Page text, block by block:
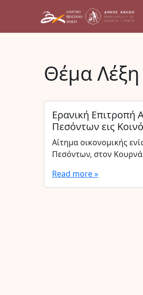
Θέμα Λέξη
Ερανική Επιτροπή
Πεσόντων εις
Αίτημα οικονομικής
Πεσόντων, στον
Read more »